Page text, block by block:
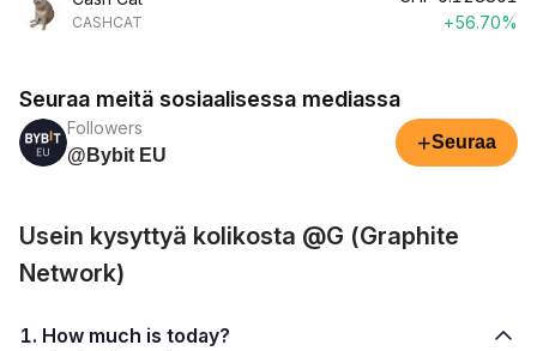
CASHCAT
+56.70%
Seuraa meitä sosiaalisessa mediassa
Followers
@Bybit EU
+Seuraa
Usein kysyttyä kolikosta @G (Graphite
Network)
1. How much is today?